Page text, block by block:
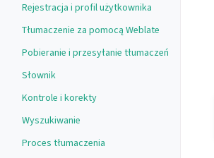
Rejestracja i profil użytkownika
Tłumaczenie za pomocą Weblate
Pobieranie i przesyłanie tłumaczeń
Słownik
Kontrole i korekty
Wyszukiwanie
Proces tłumaczenia